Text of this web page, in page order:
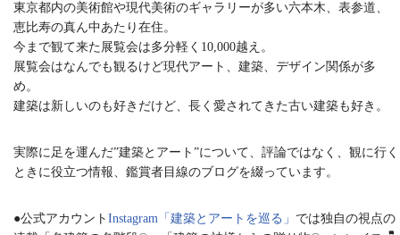
東京都内の美術館や現代美術のギャラリーが多い六本木、表参道、
恵比寿の真ん中あたり在住。
今まで観て来た展覧会は多分軽く10,000越え。
展覧会はなんでも観るけど現代アート、建築、デザイン関係が多
め。
建築は新しいのも好きだけど、長く愛されてきた古い建築も好き。
実際に足を運んだ”建築とアート”について、評論ではなく、観に行く
ときに役立つ情報、鑑賞者目線のブログを綴っています。
●公式アカウント Instagram「建築とアートを巡る」 では独自の視点の